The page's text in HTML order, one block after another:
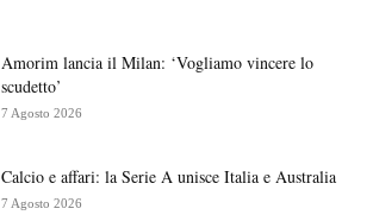
Amorim lancia il Milan: ‘Vogliamo vincere lo
scudetto’
7 Agosto 2026
Calcio e affari: la Serie A unisce Italia e Australia
7 Agosto 2026